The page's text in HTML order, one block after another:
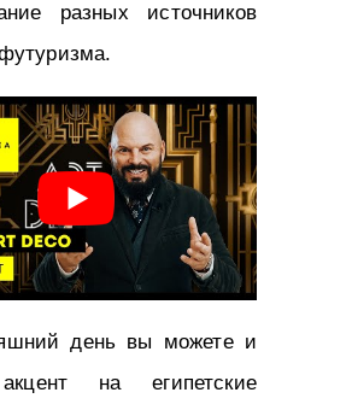
разных источников
день вы можете и
на египетские